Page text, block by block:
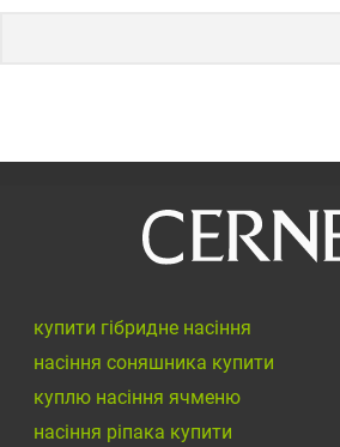
купити гібридне насіння
насіння соняшника купити
куплю насіння ячменю
насіння ріпака купити